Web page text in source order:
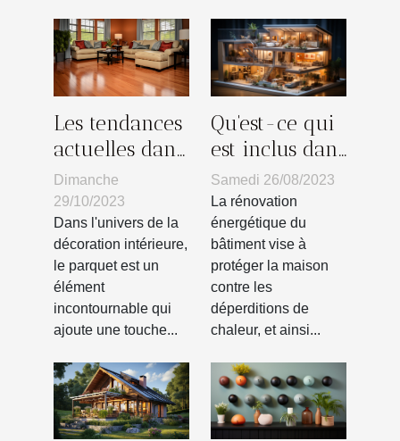
Les tendances
actuelles dans
la conception
de parquets
pour la
maison
Dimanche
29/10/2023
Dans l'univers de la
décoration intérieure,
le parquet est un
élément
incontournable qui
ajoute une touche...
Qu'est-ce qui
est inclus dans
la rénovation
énergétique
d'un bâtiment
?
Samedi 26/08/2023
La rénovation
énergétique du
bâtiment vise à
protéger la maison
contre les
déperditions de
chaleur, et ainsi...